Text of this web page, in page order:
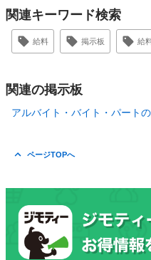
関連キーワード検索
給料 掲示板 給
関連の掲示板
アルバイト・バイト・パート
ページTOPへ